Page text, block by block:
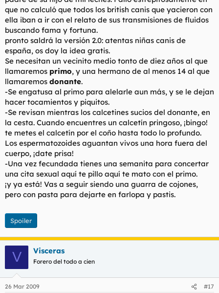
que no calculó que todos los british canis que yacieron con
ella iban a ir con el relato de sus transmisiones de fluidos
buscando fama y fortuna.
pronto saldrá la versión 2.0: atentas niñas canis de
españa, os doy la idea gratis.
Se necesitan un vecinito medio tonto de diez años al que
llamaremos primo, y una hermano de al menos 14 al que
llamaremos donante.
-Se engatusa al primo para alelarle aun más, y se le dejan
hacer tocamientos y piquitos.
-Se revisan mientras los calcetines sucios del donante, en
la cesta. Cuando encuentres un calcetín pringoso, ¡bingo!
te metes el calcetín por el coño hasta todo lo profundo.
Los espermatozoides aguantan vivos una hora fuera del
cuerpo, ¡date prisa!
-Una vez fecundada tienes una semanita para concertar
una cita sexual aquí te pillo aquí te mato con el primo.
¡y ya está! Vas a seguir siendo una guarra de cojones,
pero con pasta para dejarte en farlopa y pastis.
Spoiler
V Visceras
Forero del todo a cien
26 Mar 2009 #17